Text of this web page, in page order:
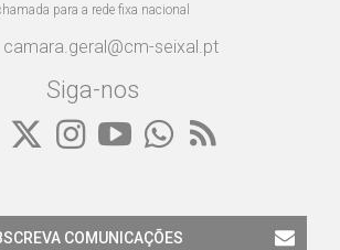
para a rede fixa nacional
camara.geral@cm-seixal.pt
Siga-nos
COMUNICAÇÕES